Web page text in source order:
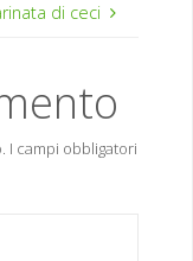
di ceci
I campi obbligatori